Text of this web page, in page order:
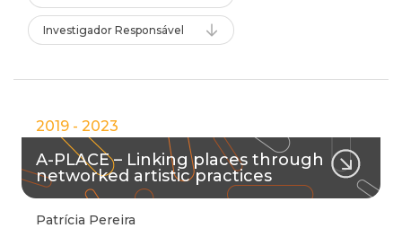
Investigador Responsável
2019 - 2023
A-PLACE – Linking places through
networked artistic practices
Patrícia Pereira